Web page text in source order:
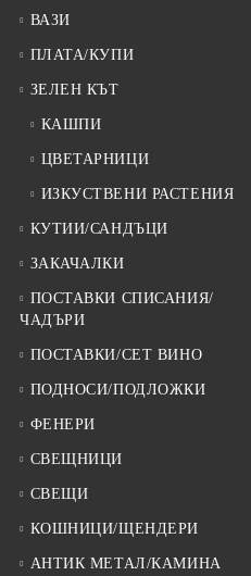
ВАЗИ
ПЛАТА/КУПИ
ЗЕЛЕН КЪТ
КАШПИ
ЦВЕТАРНИЦИ
ИЗКУСТВЕНИ РАСТЕНИЯ
КУТИИ/САНДЪЦИ
ЗАКАЧАЛКИ
ПОСТАВКИ СПИСАНИЯ/
ЧАДЪРИ
ПОСТАВКИ/СЕТ ВИНО
ПОДНОСИ/ПОДЛОЖКИ
ФЕНЕРИ
СВЕЩНИЦИ
СВЕЩИ
КОШНИЦИ/ЩЕНДЕРИ
АНТИК МЕТАЛ/КАМИНА